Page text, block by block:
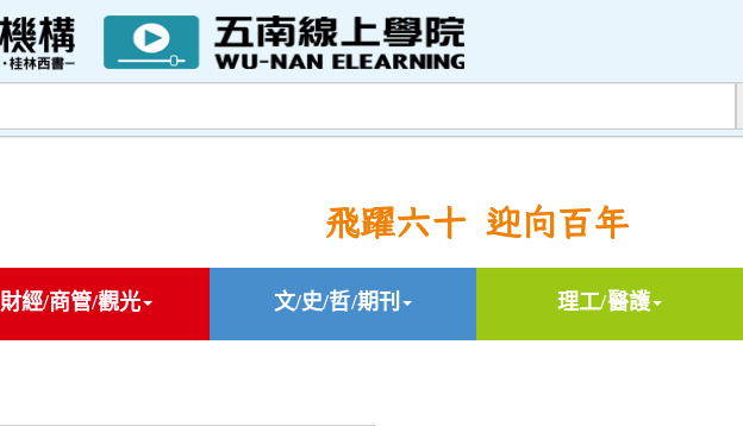
飛躍六十 迎向百年
財經/商管/觀光 文/史/哲/期刊 理工/醫護